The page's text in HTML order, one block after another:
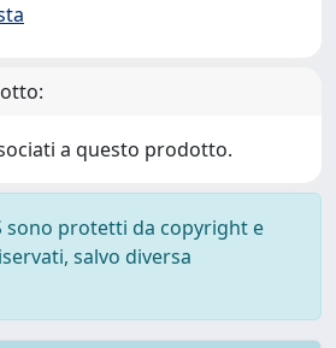
a questo prodotto.
sono protetti da copyright e
salvo diversa